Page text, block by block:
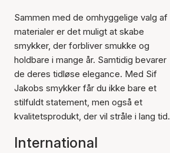
Sammen med de omhyggelige valg af
materialer er det muligt at skabe
smykker, der forbliver smukke og
holdbare i mange år. Samtidig bevarer
de deres tidløse elegance. Med Sif
Jakobs smykker får du ikke bare et
stilfuldt statement, men også et
kvalitetsprodukt, der vil stråle i lang tid.
International